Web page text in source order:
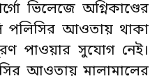
ভিলেজে অগ্নিকাণ্ডের
পলিসির আওতায় থাকা
পাওয়ার সুযোগ নেই।
আওতায় মালামালের